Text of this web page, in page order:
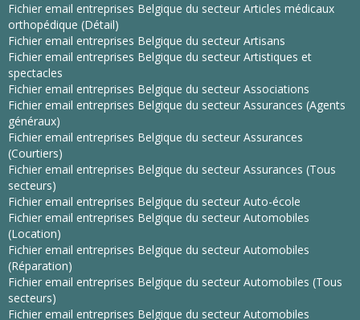
Fichier email entreprises Belgique du secteur Articles médicaux
orthopédique (Détail)
Fichier email entreprises Belgique du secteur Artisans
Fichier email entreprises Belgique du secteur Artistiques et
spectacles
Fichier email entreprises Belgique du secteur Associations
Fichier email entreprises Belgique du secteur Assurances (Agents
généraux)
Fichier email entreprises Belgique du secteur Assurances
(Courtiers)
Fichier email entreprises Belgique du secteur Assurances (Tous
secteurs)
Fichier email entreprises Belgique du secteur Auto-école
Fichier email entreprises Belgique du secteur Automobiles
(Location)
Fichier email entreprises Belgique du secteur Automobiles
(Réparation)
Fichier email entreprises Belgique du secteur Automobiles (Tous
secteurs)
Fichier email entreprises Belgique du secteur Automobiles